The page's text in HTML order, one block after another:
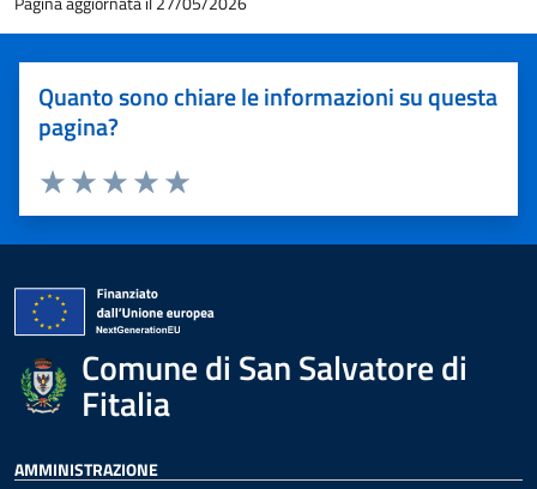
Quanto sono chiare le informazioni su questa
pagina?
Valuta 5 stelle su 5
Valuta 4 stelle su 5
Valuta 3 stelle su 5
Valuta 2 stelle su 5
Valuta 1 stelle su 5
Comune di San Salvatore di
Fitalia
AMMINISTRAZIONE